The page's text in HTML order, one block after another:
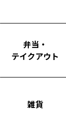
弁当・
テイクアウト
雑貨